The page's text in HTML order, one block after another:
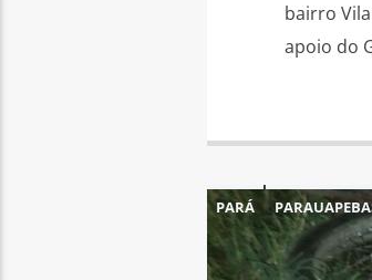
bairro
apoio do
PARÁ